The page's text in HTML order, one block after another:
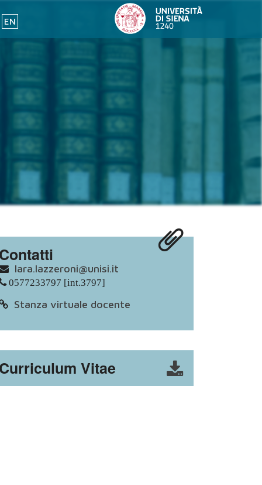
EN
Contatti
lara.lazzeroni@unisi.it
0577233797 [int.3797]
Stanza virtuale docente
Curriculum Vitae